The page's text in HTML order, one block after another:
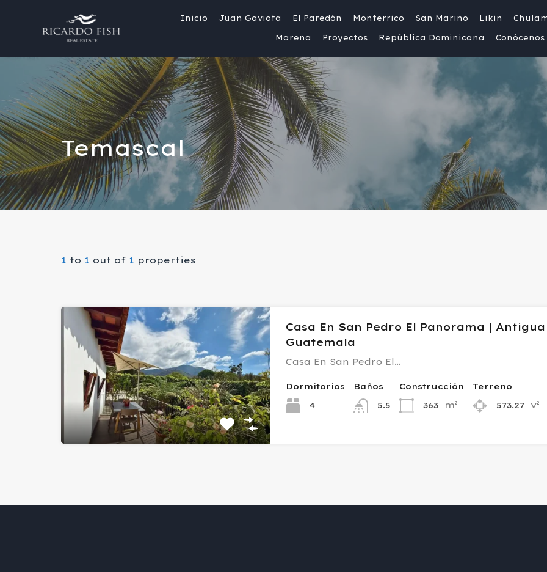
Inicio Juan Gaviota El Paredón Monterrico San Marino Likin
Marena Proyectos República Dominicana Conócenos
Temascal
1 to 1 out of 1 properties
Casa En San Pedro El Panorama | Antigua
Guatemala
Casa En San Pedro El…
Dormitorios
4
Baños
5.5
Construcción
363
m²
Terreno
573.27
v²